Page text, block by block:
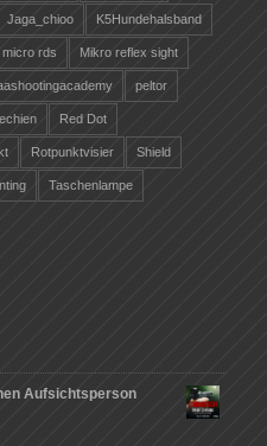
Jaga_chioo K5Hundehalsband
micro rds Mikro reflex sight
peltor
Red Dot
Rotpunktvisier Shield
Taschenlampe
Aufsichtsperson